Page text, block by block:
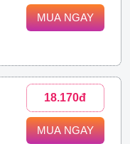
MUA NGAY
18.170đ
MUA NGAY